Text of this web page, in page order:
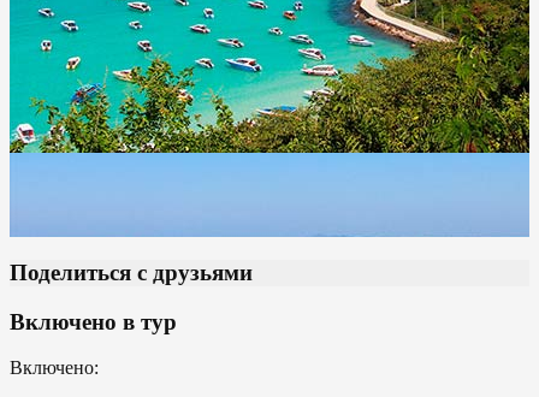
Поделиться с друзьями
Включено в тур
Включено: